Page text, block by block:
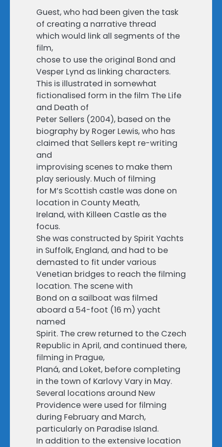
Guest, who had been given the task
of creating a narrative thread
which would link all segments of the
film,
chose to use the original Bond and
Vesper Lynd as linking characters.
This is illustrated in somewhat
fictionalised form in the film The Life
and Death of
Peter Sellers (2004), based on the
biography by Roger Lewis, who has
claimed that Sellers kept re-writing
and
improvising scenes to make them
play seriously. Much of filming
for M’s Scottish castle was done on
location in County Meath,
Ireland, with Killeen Castle as the
focus.
She was constructed by Spirit Yachts
in Suffolk, England, and had to be
demasted to fit under various
Venetian bridges to reach the filming
location. The scene with
Bond on a sailboat was filmed
aboard a 54-foot (16 m) yacht
named
Spirit. The crew returned to the Czech
Republic in April, and continued there,
filming in Prague,
Planá, and Loket, before completing
in the town of Karlovy Vary in May.
Several locations around New
Providence were used for filming
during February and March,
particularly on Paradise Island.
In addition to the extensive location